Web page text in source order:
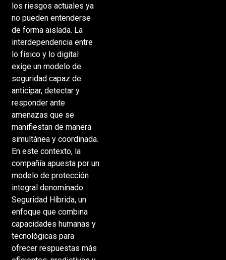
los riesgos actuales ya
no pueden entenderse
de forma aislada. La
interdependencia entre
lo físico y lo digital
exige un modelo de
seguridad capaz de
anticipar, detectar y
responder ante
amenazas que se
manifiestan de manera
simultánea y coordinada.
En este contexto, la
compañía apuesta por un
modelo de protección
integral denominado
Seguridad Híbrida, un
enfoque que combina
capacidades humanas y
tecnológicas para
ofrecer respuestas más